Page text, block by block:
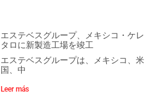
エステベスグループ、メキシコ・ケレ
タロに新製造工場を竣工
エステベスグループは、メキシコ、米
国、中
Leer más